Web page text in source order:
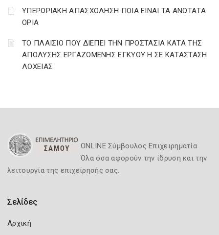
ΥΠΕΡΩΡΙΑΚΗ ΑΠΑΣΧΟΛΗΣΗ ΠΟΙΑ ΕΙΝΑΙ ΤΑ ΑΝΩΤΑΤΑ
ΟΡΙΑ
ΤΟ ΠΛΑΙΣΙΟ ΠΟΥ ΔΙΕΠΕΙ ΤΗΝ ΠΡΟΣΤΑΣΙΑ ΚΑΤΑ ΤΗΣ
ΑΠΟΛΥΣΗΣ ΕΡΓΑΖΟΜΕΝΗΣ ΕΓΚΥΟΥ Η ΣΕ ΚΑΤΑΣΤΑΣΗ
ΛΟΧΕΙΑΣ
ONLINE Σύμβουλος Επιχειρηματία
Όλα όσα αφορούν την ίδρυση και την
λειτουργία της επιχείρησής σας.
Σελίδες
Αρχική